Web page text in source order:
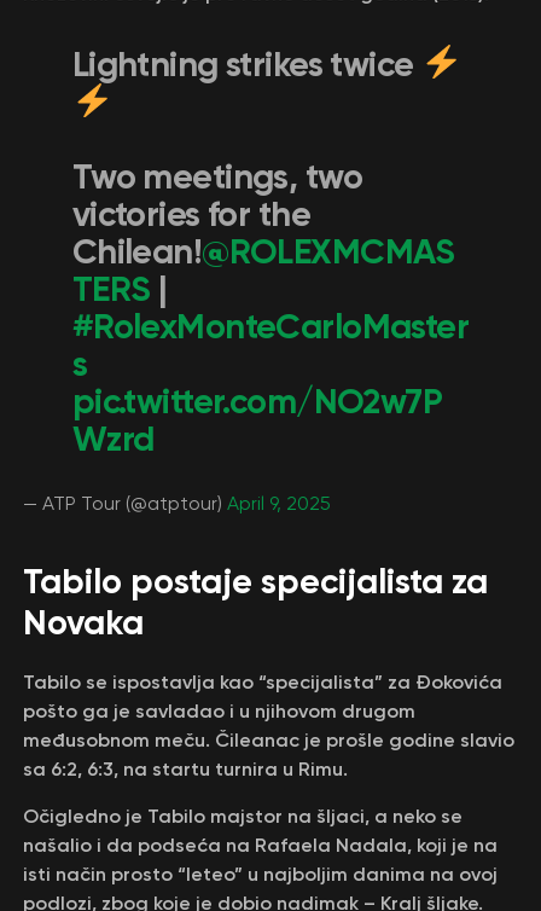
Lightning strikes twice
Two meetings, two
victories for the
Chilean!@ROLEXMCMAS
TERS |
#RolexMonteCarloMaster
s
pic.twitter.com/NO2w7P
Wzrd
— ATP Tour (@atptour) April 9, 2025
Tabilo postaje specijalista za
Novaka
Tabilo se ispostavlja kao “specijalista” za Đokovića
pošto ga je savladao i u njihovom drugom
međusobnom meču. Čileanac je prošle godine slavio
sa 6:2, 6:3, na startu turnira u Rimu.
Očigledno je Tabilo majstor na šljaci, a neko se
našalio i da podseća na Rafaela Nadala, koji je na
isti način prosto “leteo” u najboljim danima na ovoj
podlozi, zbog koje je dobio nadimak – Kralj šljake.